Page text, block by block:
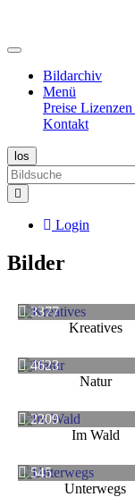
Bildarchiv
Menü
Preise Lizenzen
Kontakt
Login
Bilder
3377
Kreatives
4623
Natur
2209
Im Wald
545
Unterwegs